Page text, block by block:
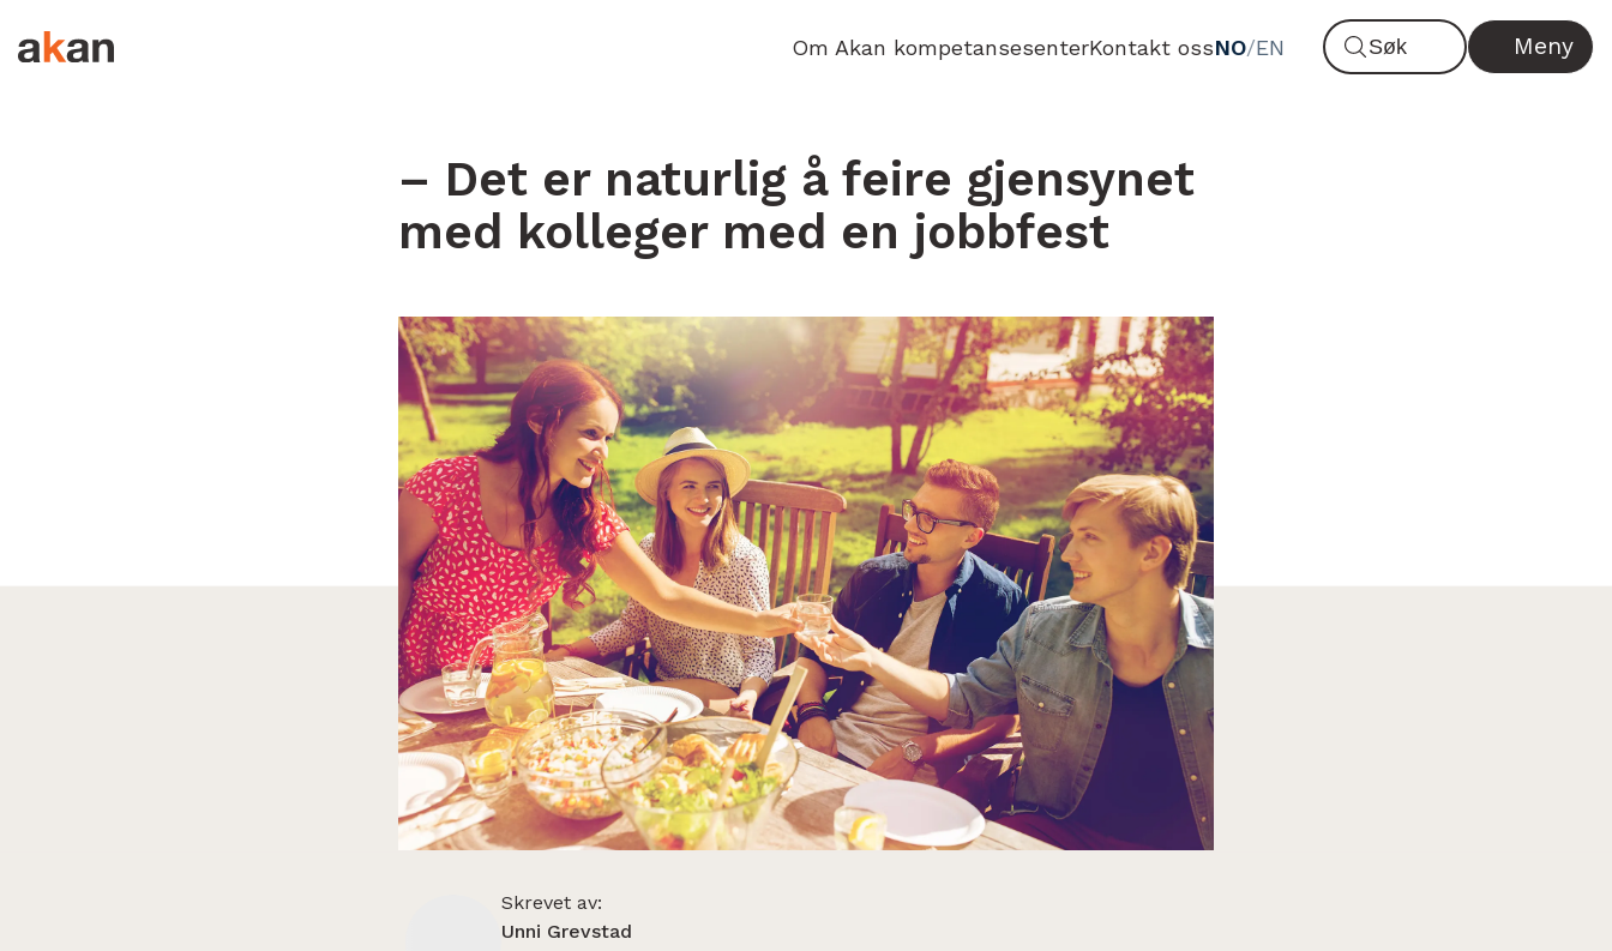
Hopp til innhold Om Akan kompetansesenterKontakt ossNO/EN Meny
– Det er naturlig å feire gjensynet
med kolleger med en jobbfest
Skrevet av:
Unni Grevstad